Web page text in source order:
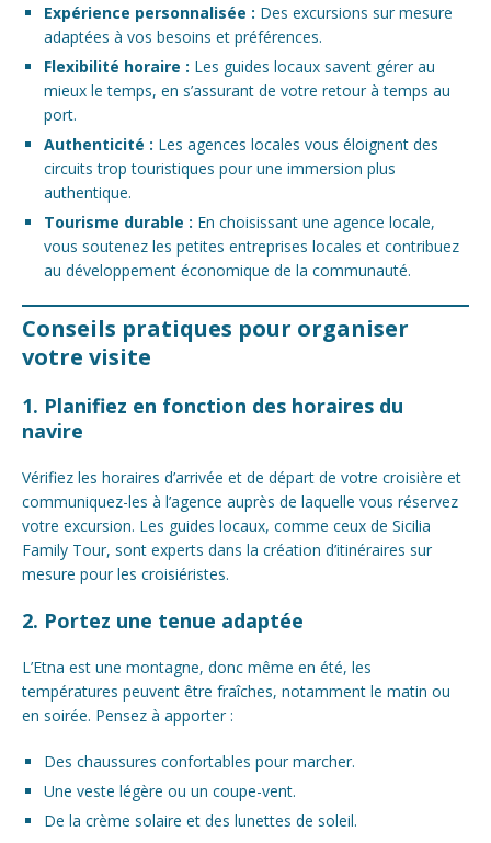
Expérience personnalisée : Des excursions sur mesure
adaptées à vos besoins et préférences.
Flexibilité horaire : Les guides locaux savent gérer au
mieux le temps, en s’assurant de votre retour à temps au
port.
Authenticité : Les agences locales vous éloignent des
circuits trop touristiques pour une immersion plus
authentique.
Tourisme durable : En choisissant une agence locale,
vous soutenez les petites entreprises locales et contribuez
au développement économique de la communauté.
Conseils pratiques pour organiser
votre visite
1. Planifiez en fonction des horaires du
navire
Vérifiez les horaires d’arrivée et de départ de votre croisière et
communiquez-les à l’agence auprès de laquelle vous réservez
votre excursion. Les guides locaux, comme ceux de Sicilia
Family Tour, sont experts dans la création d’itinéraires sur
mesure pour les croisiéristes.
2. Portez une tenue adaptée
L’Etna est une montagne, donc même en été, les
températures peuvent être fraîches, notamment le matin ou
en soirée. Pensez à apporter :
Des chaussures confortables pour marcher.
Une veste légère ou un coupe-vent.
De la crème solaire et des lunettes de soleil.